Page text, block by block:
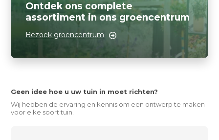
Ontdek ons complete
assortiment in ons groencentrum
Bezoek groencentrum
Geen idee hoe u uw tuin in moet richten?
Wij hebben de ervaring en kennis om een ontwerp te maken
voor elke soort tuin.